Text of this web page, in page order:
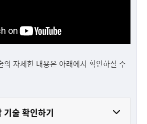
의 자세한 내용은 아래에서 확인하실 수
기술 확인하기